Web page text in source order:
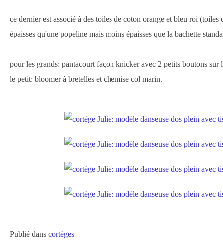
ce dernier est associé à des toiles de coton orange et bleu roi (toiles
épaisses qu'une popeline mais moins épaisses que la bachette
pour les grands: pantacourt façon knicker avec 2 petits boutons sur
le petit: bloomer à bretelles et chemise col marin.
Publié dans cortèges